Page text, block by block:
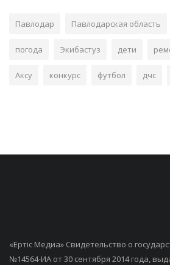
Павлодар Павлодарская область
погода Экибастуз дети
Аксу конкурс футбол дчс
«Ертiс Медиа» Свидетельство о
№14564-ИА от 30 сентября 2014 года,